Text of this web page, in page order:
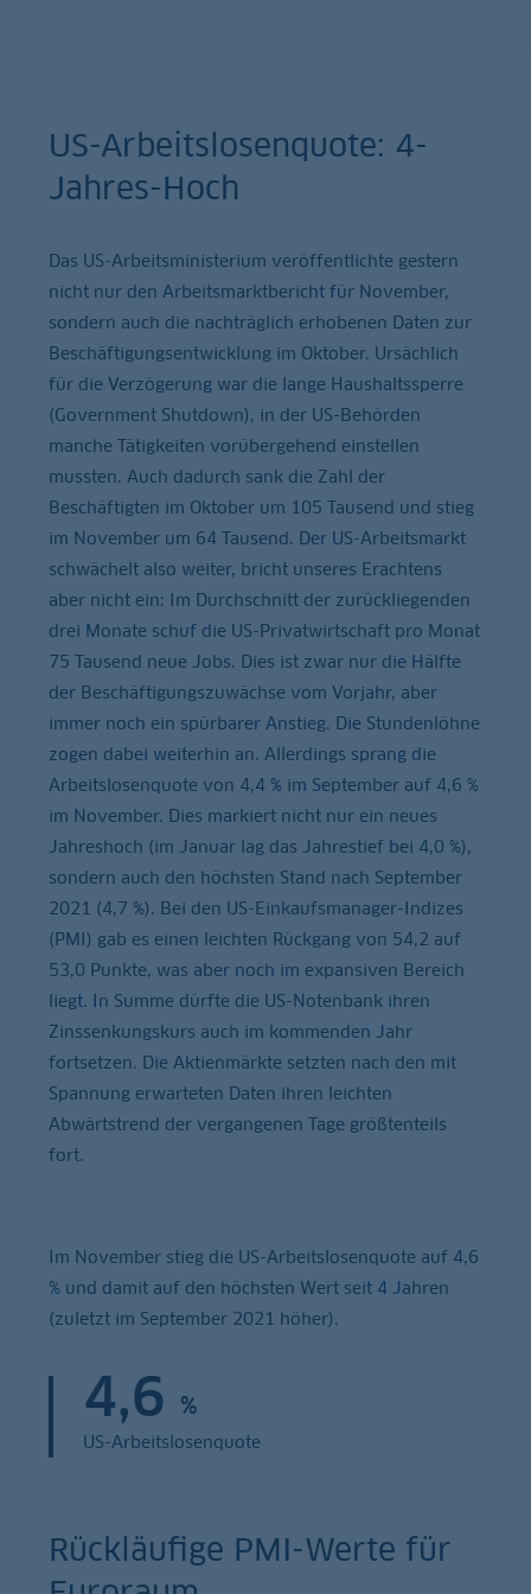
US-Arbeitslosenquote: 4-
Jahres-Hoch
Das US-Arbeitsministerium veröffentlichte gestern
nicht nur den Arbeitsmarktbericht für November,
sondern auch die nachträglich erhobenen Daten zur
Beschäftigungsentwicklung im Oktober. Ursächlich
für die Verzögerung war die lange Haushaltssperre
(Government Shutdown), in der US-Behörden
manche Tätigkeiten vorübergehend einstellen
mussten. Auch dadurch sank die Zahl der
Beschäftigten im Oktober um 105 Tausend und stieg
im November um 64 Tausend. Der US-Arbeitsmarkt
schwächelt also weiter, bricht unseres Erachtens
aber nicht ein: Im Durchschnitt der zurückliegenden
drei Monate schuf die US-Privatwirtschaft pro Monat
75 Tausend neue Jobs. Dies ist zwar nur die Hälfte
der Beschäftigungszuwächse vom Vorjahr, aber
immer noch ein spürbarer Anstieg. Die Stundenlöhne
zogen dabei weiterhin an. Allerdings sprang die
Arbeitslosenquote von 4,4 % im September auf 4,6 %
im November. Dies markiert nicht nur ein neues
Jahreshoch (im Januar lag das Jahrestief bei 4,0 %),
sondern auch den höchsten Stand nach September
2021 (4,7 %). Bei den US-Einkaufsmanager-Indizes
(PMI) gab es einen leichten Rückgang von 54,2 auf
53,0 Punkte, was aber noch im expansiven Bereich
liegt. In Summe dürfte die US-Notenbank ihren
Zinssenkungskurs auch im kommenden Jahr
fortsetzen. Die Aktienmärkte setzten nach den mit
Spannung erwarteten Daten ihren leichten
Abwärtstrend der vergangenen Tage größtenteils
fort.
Im November stieg die US-Arbeitslosenquote auf 4,6
% und damit auf den höchsten Wert seit 4 Jahren
(zuletzt im September 2021 höher).
4,6 %
US-Arbeitslosenquote
Rückläufige PMI-Werte für